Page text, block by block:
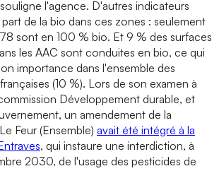
l'agence. D'autres indicateurs
de la bio dans ces zones : seulement
sont en 100 % bio. Et 9 % des surfaces
les AAC sont conduites en bio, ce qui
importance dans l'ensemble des
(10 %). Lors de son examen à
Développement durable, et
un amendement de la
Feur (Ensemble) avait été intégré à la
, qui instaure une interdiction, à
2030, de l'usage des pesticides de